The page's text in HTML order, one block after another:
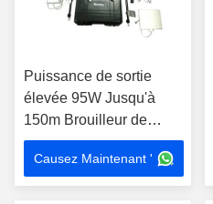
Puissance de sortie
élevée 95W Jusqu'à
150m Brouilleur de
téléphone mobile + Wifi /
GPS / VHF UHF / 4G
Brouilleur
Causez Maintenant '